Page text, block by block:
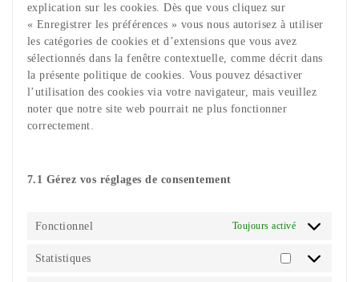
explication sur les cookies. Dès que vous cliquez sur
« Enregistrer les préférences » vous nous autorisez à utiliser
les catégories de cookies et d’extensions que vous avez
sélectionnés dans la fenêtre contextuelle, comme décrit dans
la présente politique de cookies. Vous pouvez désactiver
l’utilisation des cookies via votre navigateur, mais veuillez
noter que notre site web pourrait ne plus fonctionner
correctement.
7.1 Gérez vos réglages de consentement
Fonctionnel Toujours activé
Statistiques Statistiques